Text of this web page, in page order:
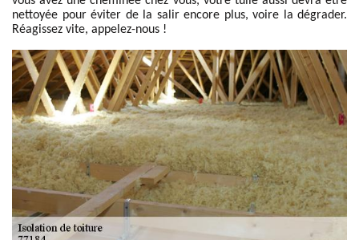
nettoyée pour éviter de la salir encore plus, voire la dégrader.
Réagissez vite, appelez-nous !